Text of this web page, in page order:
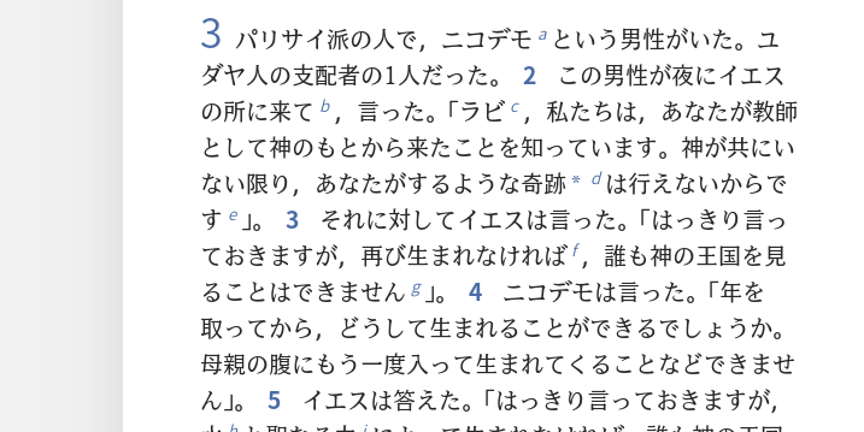
3 パリサイ派の人で，ニコデモ a という男性がいた。ユ
ダヤ人の支配者の1人だった。
2
この男性が夜にイエス
の所に来て b ，言った。「ラビ c ，私たちは，あなたが教師
として神のもとから来たことを知っています。神が共にい
ない限り，あなたがするような奇跡* d は行えないからで
す e 」。 3
それに対してイエスは言った。「はっきり言っ
ておきますが，再び生まれなければ f ，誰も神の王国を見
ることはできません g 」。 4
ニコデモは言った。「年を
取ってから，どうして生まれることができるでしょうか。
母親の腹にもう一度入って生まれてくることなどできませ
ん」。
5
イエスは答えた。「はっきり言っておきますが，